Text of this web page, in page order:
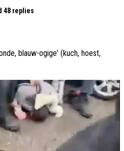
48 replies
blauw-ogige' (kuch, hoest,